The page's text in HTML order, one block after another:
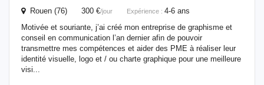
Rouen (76) 300 €/jour Expérience : 4-6 ans
Motivée et souriante, j’ai créé mon entreprise de graphisme et
conseil en communication l’an dernier afin de pouvoir
transmettre mes compétences et aider des PME à réaliser leur
identité visuelle, logo et / ou charte graphique pour une meilleure
visi...